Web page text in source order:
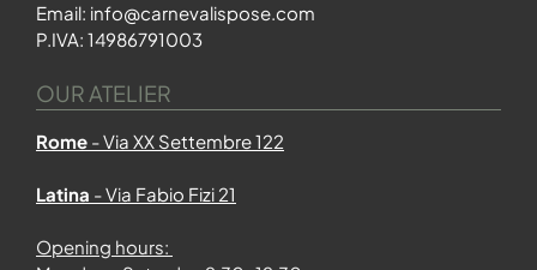
Email: info@carnevalispose.com
P.IVA: 14986791003
OUR ATELIER
Rome - Via XX Settembre 122
Latina - Via Fabio Fizi 21
Opening hours: